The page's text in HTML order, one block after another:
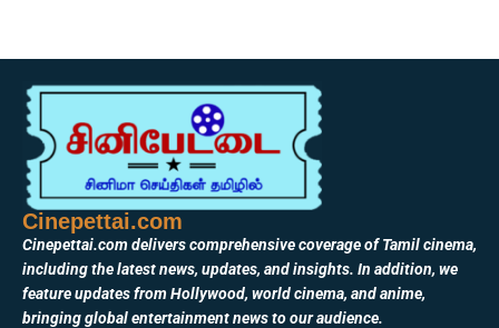
Cinepettai.com
Cinepettai.com delivers comprehensive coverage of Tamil cinema,
including the latest news, updates, and insights. In addition, we
feature updates from Hollywood, world cinema, and anime,
bringing global entertainment news to our audience.